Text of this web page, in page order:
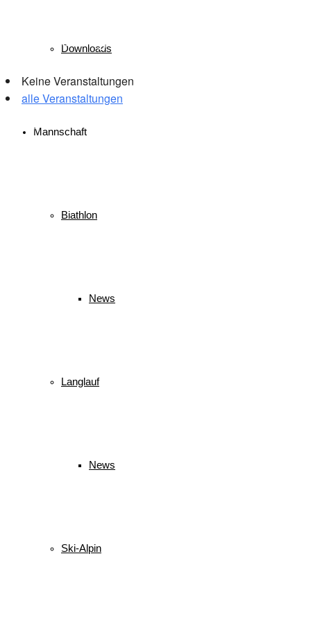
Downloads
Mannschaft
Biathlon
News
Langlauf
News
Ski-Alpin
Veranstaltungen
Keine Veranstaltungen
alle Veranstaltungen
© 2026 WSV Reit im Winkl e.V. powerd by Maximilian Hamberger